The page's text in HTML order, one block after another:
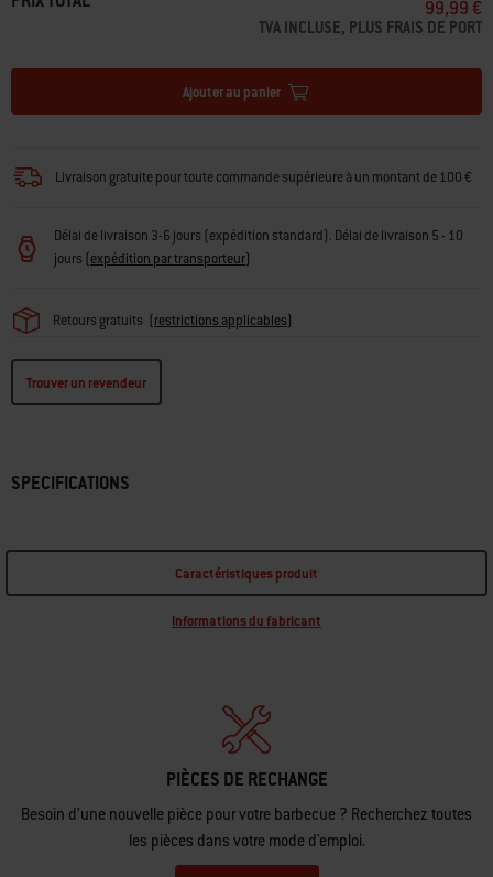
99,99 €
TVA INCLUSE, PLUS FRAIS DE PORT
Ajouter au panier
Livraison gratuite pour toute commande supérieure à un montant de 100 €
Délai de livraison 3-6 jours (expédition standard). Délai de livraison 5 - 10
jours (expédition par transporteur)
Retours gratuits (restrictions applicables)
Trouver un revendeur
SPECIFICATIONS
Caractéristiques produit
Informations du fabricant
PIÈCES DE RECHANGE
Besoin d’une nouvelle pièce pour votre barbecue ? Recherchez toutes
les pièces dans votre mode d'emploi.